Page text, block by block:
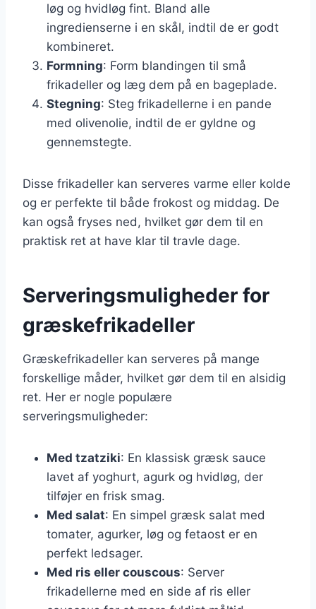
løg og hvidløg fint. Bland alle
ingredienserne i en skål, indtil de er godt
kombineret.
Formning: Form blandingen til små
frikadeller og læg dem på en bageplade.
Stegning: Steg frikadellerne i en pande
med olivenolie, indtil de er gyldne og
gennemstegte.
Disse frikadeller kan serveres varme eller kolde
og er perfekte til både frokost og middag. De
kan også fryses ned, hvilket gør dem til en
praktisk ret at have klar til travle dage.
Serveringsmuligheder for
græskefrikadeller
Græskefrikadeller kan serveres på mange
forskellige måder, hvilket gør dem til en alsidig
ret. Her er nogle populære
serveringsmuligheder:
Med tzatziki: En klassisk græsk sauce
lavet af yoghurt, agurk og hvidløg, der
tilføjer en frisk smag.
Med salat: En simpel græsk salat med
tomater, agurker, løg og fetaost er en
perfekt ledsager.
Med ris eller couscous: Server
frikadellerne med en side af ris eller